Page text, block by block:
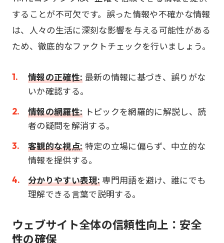
することが不可欠です。誤った情報や不確かな情報
は、人々の生活に深刻な影響を与える可能性がある
ため、徹底的なファクトチェックを行いましょう。
情報の正確性: 最新の情報に基づき、誤りがな
いか確認する。
情報の網羅性: トピックを網羅的に解説し、読
者の疑問を解消する。
客観的な視点: 特定の立場に偏らず、中立的な
情報を提供する。
分かりやすい表現:専門用語を避け、誰にでも
理解できる言葉で説明する。
ウェブサイト全体の信頼性向上：安全
性の確保